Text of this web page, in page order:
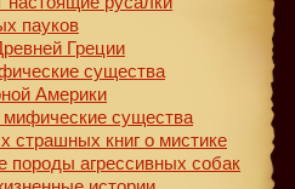
пауков
Греции
существа
Америки
мифические существа
страшных книг о мистике
породы агрессивных собак